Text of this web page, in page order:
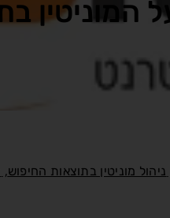
ניהול מוניטין בתוצאות החיפוש,